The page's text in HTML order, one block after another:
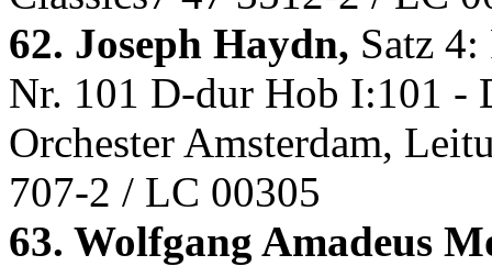
62. Joseph Haydn, Satz
Nr. 101 D-dur Hob I:101 -
Orchester Amsterdam,
707-2 / LC 00305
63. Wolfgang Amadeus